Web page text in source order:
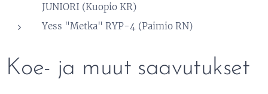
JUNIORI (Kuopio KR)
Yess "Metka" RYP-4 (Paimio RN)
Koe- ja muut saavutukset